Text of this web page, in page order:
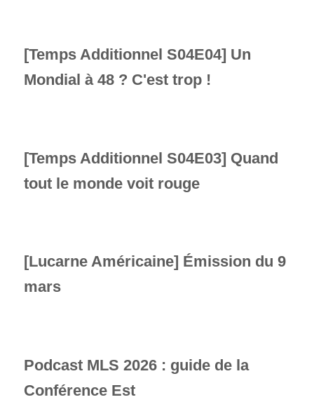
[Temps Additionnel S04E04] Un
Mondial à 48 ? C'est trop !
[Temps Additionnel S04E03] Quand
tout le monde voit rouge
[Lucarne Américaine] Émission du 9
mars
Podcast MLS 2026 : guide de la
Conférence Est